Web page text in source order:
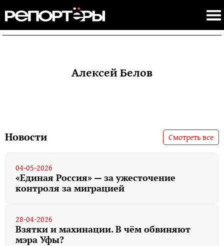
Алексей Белов
Новости Смотреть все
04-05-2026
«Единая Россия» — за ужесточение
контроля за миграцией
28-04-2026
Взятки и махинации. В чём обвиняют
мэра Уфы?